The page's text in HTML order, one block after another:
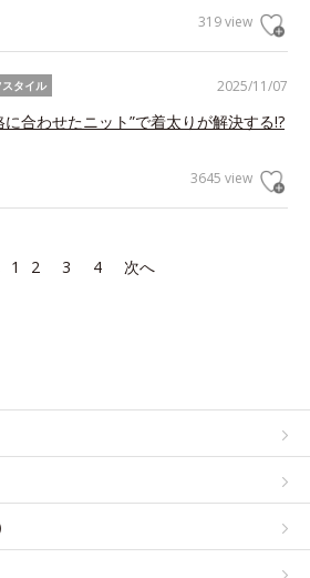
319 view
2025/11/07
スタイル
に合わせたニット”で着太りが解決する!?
3645 view
1 2 3 4 次へ